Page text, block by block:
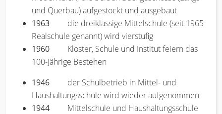
und Querbau) aufgestockt und ausgebaut
1963 die dreiklassige Mittelschule (seit 1965
Realschule genannt) wird vierstufig
1960 Kloster, Schule und Institut feiern das
100-Jährige Bestehen
1946 der Schulbetrieb in Mittel- und
Haushaltungsschule wird wieder aufgenommen
1944 Mittelschule und Haushaltungsschule